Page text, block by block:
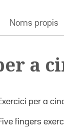
Noms propis
a
per a
fingers